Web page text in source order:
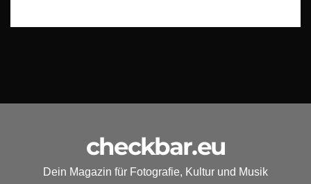
checkbar.eu
Dein Magazin für Fotografie, Kultur und Musik